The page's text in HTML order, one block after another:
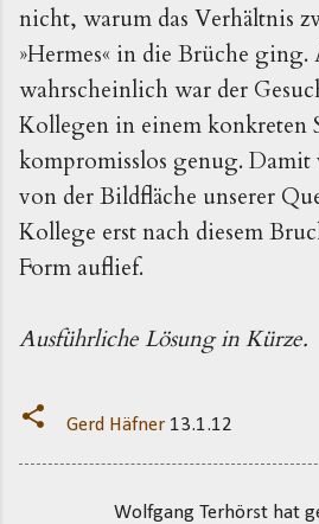
nicht, warum das Verhältnis
»Hermes« in die Brüche ging.
wahrscheinlich war der
Kollegen in einem konkreten
kompromisslos genug. Damit
von der Bildfläche unserer
Kollege erst nach diesem
Form auflief.
Ausführliche Lösung in Kürze.
Gerd Häfner 13.1.12
Wolfgang Terhörst hat